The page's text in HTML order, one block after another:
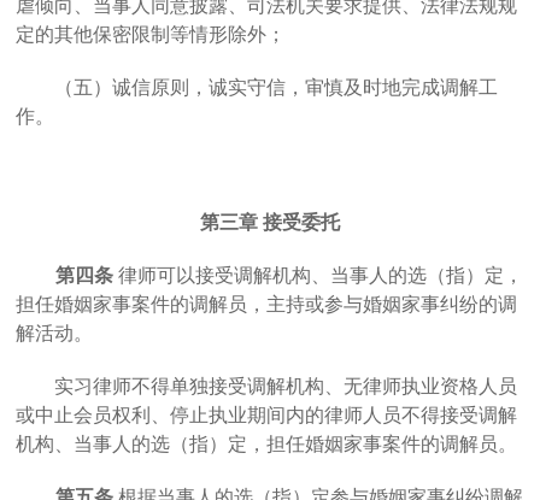
虐倾向、当事人同意披露、司法机关要求提供、法律法规规
定的其他保密限制等情形除外；
（五）诚信原则，诚实守信，审慎及时地完成调解工
作。
第三章 接受委托
第四条 律师可以接受调解机构、当事人的选（指）定，
担任婚姻家事案件的调解员，主持或参与婚姻家事纠纷的调
解活动。
实习律师不得单独接受调解机构、无律师执业资格人员
或中止会员权利、停止执业期间内的律师人员不得接受调解
机构、当事人的选（指）定，担任婚姻家事案件的调解员。